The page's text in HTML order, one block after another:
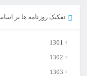
تفکیک روزنامه ها بر
1301
1302
1303